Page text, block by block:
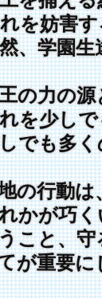
妨害す
学園生
力の源
少しで
も多く
行動は
が巧く
と、守
重要に